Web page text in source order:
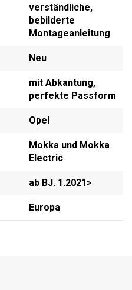
verständliche,
bebilderte
Montageanleitung
Neu
mit Abkantung,
perfekte Passform
Opel
Mokka und Mokka
Electric
ab BJ. 1.2021>
Europa